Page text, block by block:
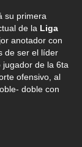
su primera
de la Liga
anotador con
de ser el líder
de la 6ta
ofensivo, al
doble con